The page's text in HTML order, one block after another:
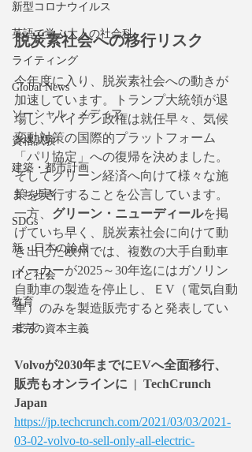
新型コロナウイルス
英語で学ぶ大人の社会科
ライティング
Global News
ソーシャル・メディア
資格試験
建築・都市計画
まち歩き
SDGs
新・日本の論点
ITと社会
教育
未完の資本主義
脱炭素社会への移行リスク
今年度に入り、脱炭素社会への動きが
加速しています。トランプ大統領が退
場し、バイデン政権は就任早々、気候
変動対策の国際的プラットフォーム
「パリ協定」への復帰を決めました。
そしてグリーン経済へ向けて様々な施
策を実行することを公言しています。
一方、 グリーン・ニューディールを掲
げていち早く、脱炭素社会に向けて動
き出した欧州では、複数の大手自動車
メーカーが2025～30年迄にはガソリン
自動車の製造を停止し、ＥV（電気自動
車）のみを製造販売すると発表してい
ます。
Volvoが2030年までにEVへ全面移行、
販売もオンラインに  |  TechCrunch
Japan
https://jp.techcrunch.com/2021/03/03/2021-
03-02-volvo-to-sell-only-all-electric-